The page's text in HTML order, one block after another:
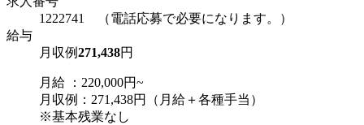
1222741 （電話応募で必要になります。）
給与
月収例271,438円
月給 ：220,000円~
月収例：271,438円（月給＋各種手当）
※基本残業なし